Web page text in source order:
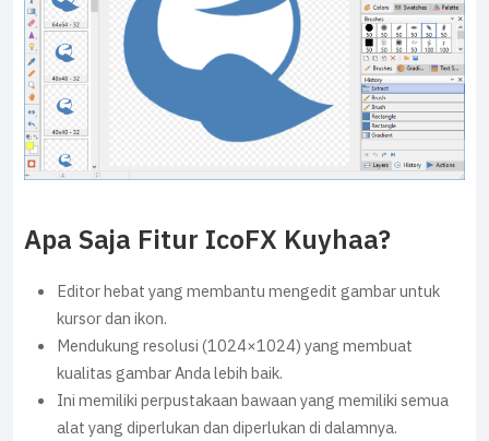
Apa Saja Fitur IcoFX Kuyhaa?
Editor hebat yang membantu mengedit gambar untuk
kursor dan ikon.
Mendukung resolusi (1024×1024) yang membuat
kualitas gambar Anda lebih baik.
Ini memiliki perpustakaan bawaan yang memiliki semua
alat yang diperlukan dan diperlukan di dalamnya.